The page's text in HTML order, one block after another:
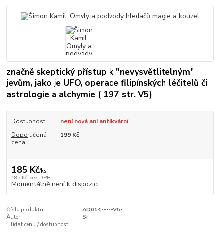
značně skeptický přístup k "nevysvětlitelným"
jevům, jako je UFO, operace filipínských léčitelů či
astrologie a alchymie ( 197 str. V5)
Dostupnost
není nová ani antikvární
Doporučená
cena:
199 Kč
185 Kč/ks
185 Kč bez DPH
Momentálně není k dispozici
Číslo produktu:
AD014-----V5-
Autor:
Si
Hlídat cenu / dostupnost